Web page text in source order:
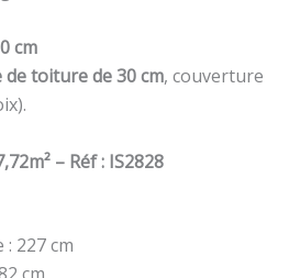
cm
de toiture de 30 cm, couverture
– Réf : IS2828
227 cm
cm